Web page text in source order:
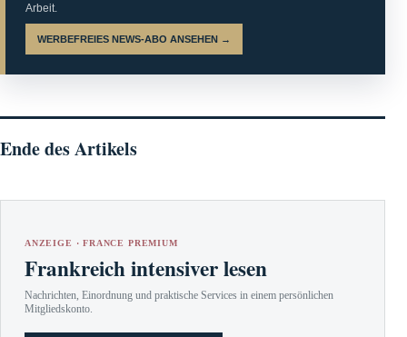
Arbeit.
WERBEFREIES NEWS-ABO ANSEHEN →
Ende des Artikels
ANZEIGE · FRANCE PREMIUM
Frankreich intensiver lesen
Nachrichten, Einordnung und praktische Services in einem persönlichen
Mitgliedskonto.